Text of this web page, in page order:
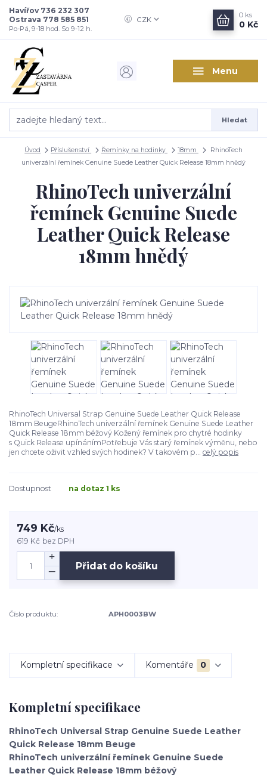
Menu
CZK
Hledat
Havířov 736 232 307
Ostrava 778 585 851
Po-Pá, 9-18 hod. So 9-12 h.
0 ks
0 Kč
Úvod Příslušenství Řemínky na hodinky 18mm
RhinoTech
univerzální řemínek Genuine Suede Leather Quick Release 18mm hnědý
RhinoTech univerzální
řemínek Genuine Suede
Leather Quick Release
18mm hnědý
RhinoTech Universal Strap Genuine Suede Leather Quick Release
18mm BeugeRhinoTech univerzální řemínek Genuine Suede Leather
Quick Release 18mm béžový Kožený řemínek pro chytré hodinky
s Quick Release upínánímPotřebuje Vás starý řemínek výměnu, nebo
jen chcete oživit vzhled svých hodinek? V takovém p... celý popis
Dostupnost na dotaz 1 ks
749 Kč/ks
619 Kč bez DPH
Přidat do košíku
Číslo produktu: APH0003BW
Kompletní specifikace Komentáře 0
Kompletní specifikace
RhinoTech Universal Strap Genuine Suede Leather
Quick Release 18mm Beuge
RhinoTech univerzální řemínek Genuine Suede
Leather Quick Release 18mm béžový